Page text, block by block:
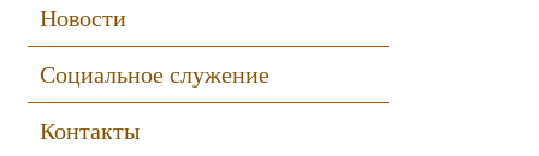
Новости
Социальное служение
Контакты